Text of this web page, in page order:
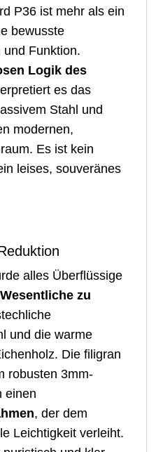
P36 ist mehr als ein
bewusste
und Funktion.
Logik des
es das
Stahl und
modernen,
Es ist kein
leises, souveränes
alles Überflüssige
zu
und die warme
Die filigran
robusten 3mm-
einen
, der dem
Leichtigkeit verleiht.